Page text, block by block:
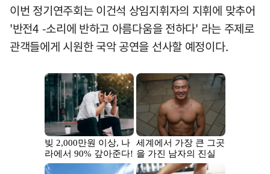
이번 정기연주회는 이건석 상임지휘자의 지휘에 맞추어
'반전4 -소리에 반하고 아름다움을 전하다' 라는 주제로
관객들에게 시원한 국악 공연을 선사할 예정이다.